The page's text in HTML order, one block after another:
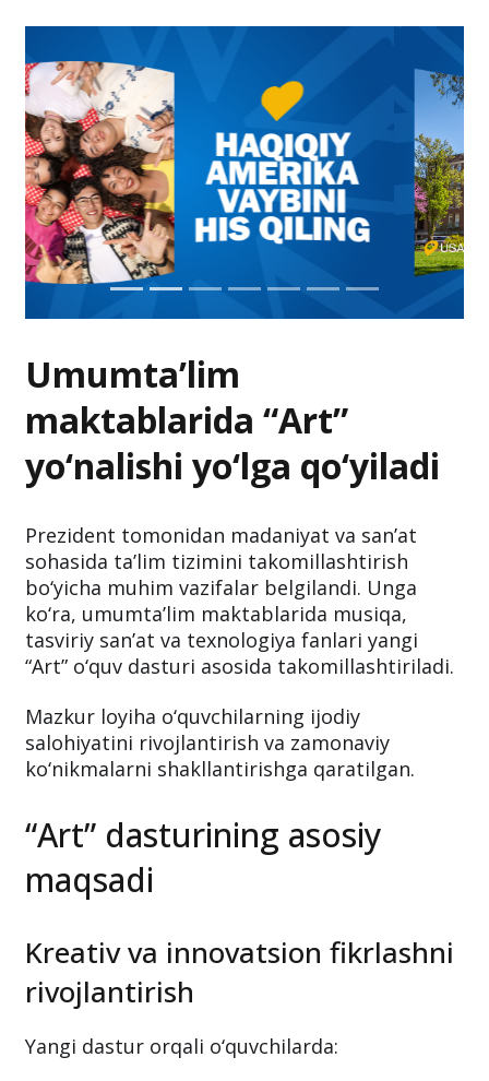
Umumta’lim
maktablarida “Art”
yo‘nalishi yo‘lga qo‘yiladi
Prezident tomonidan madaniyat va san’at
sohasida ta’lim tizimini takomillashtirish
bo‘yicha muhim vazifalar belgilandi. Unga
ko‘ra, umumta’lim maktablarida musiqa,
tasviriy san’at va texnologiya fanlari yangi
“Art” o‘quv dasturi asosida takomillashtiriladi.
Mazkur loyiha o‘quvchilarning ijodiy
salohiyatini rivojlantirish va zamonaviy
ko‘nikmalarni shakllantirishga qaratilgan.
“Art” dasturining asosiy
maqsadi
Kreativ va innovatsion fikrlashni
rivojlantirish
Yangi dastur orqali o‘quvchilarda: